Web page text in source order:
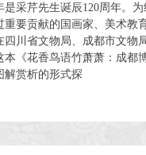
是采芹先生诞辰120周年。
重要贡献的国画家、美术教
四川省文物局、成都市文物
本《花香鸟语竹萧萧：成都
解赏析的形式探